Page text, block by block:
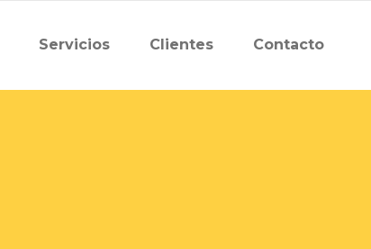
Servicios Clientes Contacto